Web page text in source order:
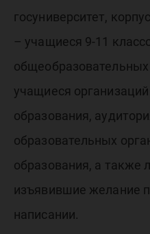
госуниверситет,
– учащиеся 9-11
общеобразовательных
учащиеся
образования,
образовательных
образования, а также
изъявившие желание
написании.